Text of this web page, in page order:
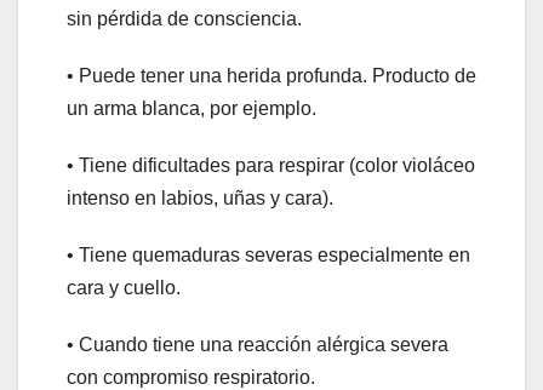
sin pérdida de consciencia.
• Puede tener una herida profunda. Producto de
un arma blanca, por ejemplo.
• Tiene dificultades para respirar (color violáceo
intenso en labios, uñas y cara).
• Tiene quemaduras severas especialmente en
cara y cuello.
• Cuando tiene una reacción alérgica severa
con compromiso respiratorio.